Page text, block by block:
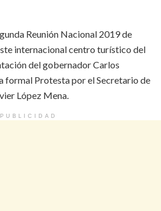
Reunión Nacional 2019 de
internacional centro turístico del
del gobernador Carlos
formal Protesta por el Secretario de
López Mena.
PUBLICIDAD